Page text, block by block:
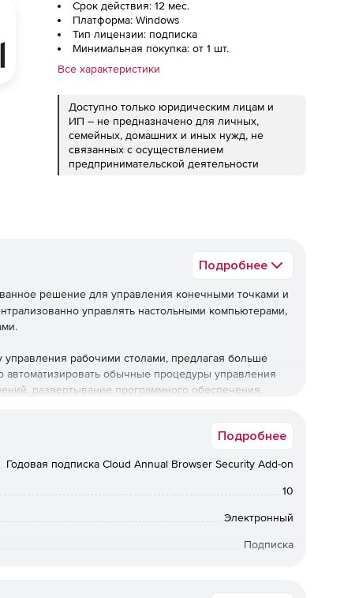
Срок действия: 12 мес.
Платформа: Windows
Тип лицензии: подписка
Минимальная покупка: от 1 шт.
Все характеристики
Доступно только юридическим лицам и
ИП – не предназначено для личных,
семейных, домашних и иных нужд, не
связанных с осуществлением
предпринимательской деятельности
Подробнее
решение для управления конечными точками и
управлять настольными компьютерами,
рабочими столами, предлагая больше
обычные процедуры управления
развертывание программного обеспечения,
возможности управления, но также предлагает ряд
браузера, управление уязвимостями и управление
поддерживает операционные системы Windows,
Подробнее
Годовая подписка Cloud Annual Browser Security Add-on
10
Электронный
Подписка